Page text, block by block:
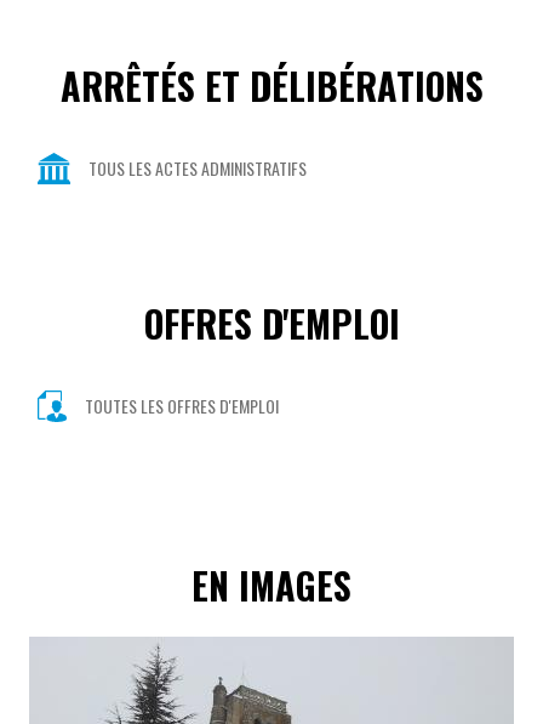
ARRÊTÉS ET DÉLIBÉRATIONS
TOUS LES ACTES ADMINISTRATIFS
OFFRES D'EMPLOI
TOUTES LES OFFRES D'EMPLOI
EN IMAGES